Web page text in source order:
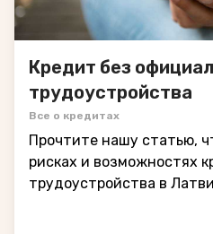
Кредит без
трудоустройства
Все о кредитах
Прочтите нашу статью,
рисках и возможностях
трудоустройства в